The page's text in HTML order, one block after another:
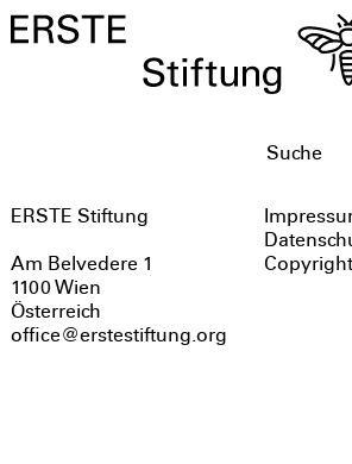
ERSTE Stiftung
Am Belvedere 1
1100 Wien
Österreich
office@erstestiftung.org
Copyright